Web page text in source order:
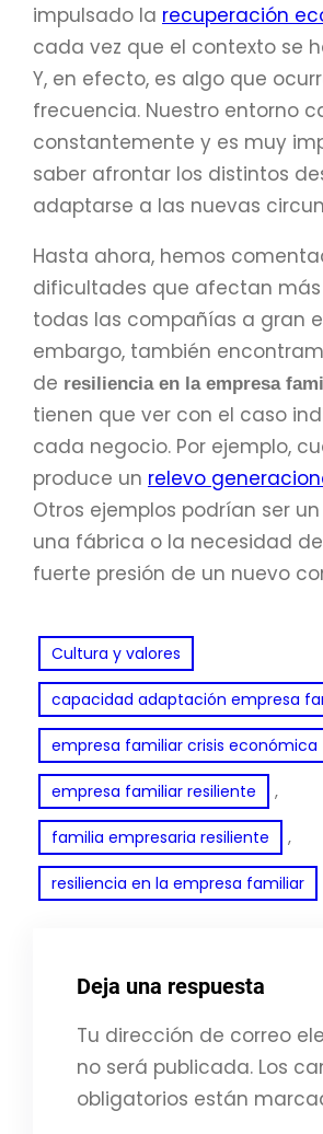
impulsado la recuperación
cada vez que el contexto se
Y, en efecto, es algo que
frecuencia. Nuestro entorno
constantemente y es muy
saber afrontar los distintos
adaptarse a las nuevas
Hasta ahora, hemos
dificultades que afectan
todas las compañías a gran
embargo, también
de resiliencia en la empresa
tienen que ver con el caso
cada negocio. Por ejemplo,
produce un relevo
Otros ejemplos podrían ser
una fábrica o la necesidad
fuerte presión de un nuevo
Cultura y valores
capacidad adaptación empresa
empresa familiar crisis económica
empresa familiar resiliente ,
familia empresaria resiliente ,
resiliencia en la empresa familiar
Deja una respuesta
Tu dirección de correo
no será publicada. Los
obligatorios están